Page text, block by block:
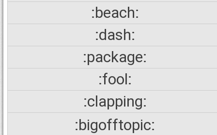
:beach:
:dash:
:package:
:fool:
:clapping:
:bigofftopic: